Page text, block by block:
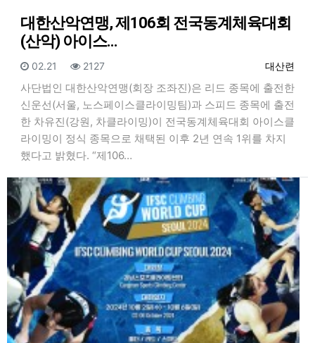
대한산악연맹, 제106회 전국동계체육대회
(산악) 아이스…
등록자
대산련
등록일
02.21 조회
2127
사단법인 대한산악연맹(회장 조좌진)은 리드 종목에 출전한
신운선(서울, 노스페이스클라이밍팀)과 스피드 종목에 출전
한 차유진(강원, 차클라이밍)이 전국동계체육대회 아이스클
라이밍이 정식 종목으로 채택된 이후 2년 연속 1위를 차지
했다고 밝혔다. “제106…